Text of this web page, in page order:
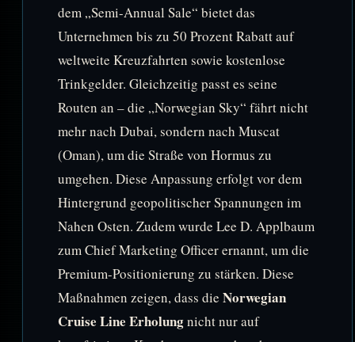
dem „Semi-Annual Sale“ bietet das
Unternehmen bis zu 50 Prozent Rabatt auf
weltweite Kreuzfahrten sowie kostenlose
Trinkgelder. Gleichzeitig passt es seine
Routen an – die „Norwegian Sky“ fährt nicht
mehr nach Dubai, sondern nach Muscat
(Oman), um die Straße von Hormus zu
umgehen. Diese Anpassung erfolgt vor dem
Hintergrund geopolitischer Spannungen im
Nahen Osten. Zudem wurde Lee D. Applbaum
zum Chief Marketing Officer ernannt, um die
Premium-Positionierung zu stärken. Diese
Maßnahmen zeigen, dass die Norwegian
Cruise Line Erholungnicht nur auf